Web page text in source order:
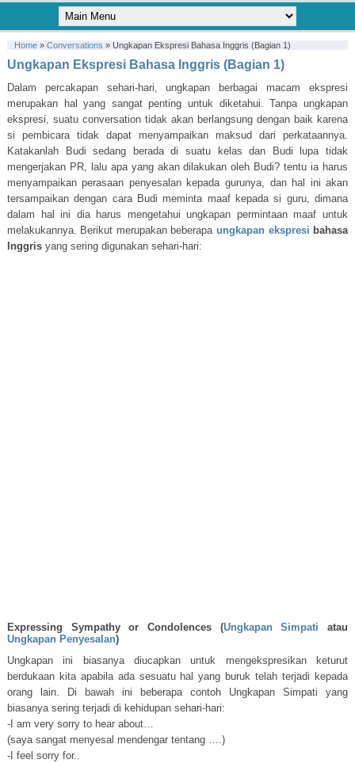
Home» Conversations » Ungkapan Ekspresi Bahasa Inggris (Bagian 1)
Ungkapan Ekspresi Bahasa Inggris (Bagian 1)
Dalam percakapan sehari-hari, ungkapan berbagai macam ekspresi
merupakan hal yang sangat penting untuk diketahui. Tanpa ungkapan
ekspresi, suatu conversation tidak akan berlangsung dengan baik karena
si pembicara tidak dapat menyampaikan maksud dari perkataannya.
Katakanlah Budi sedang berada di suatu kelas dan Budi lupa tidak
mengerjakan PR, lalu apa yang akan dilakukan oleh Budi? tentu ia harus
menyampaikan perasaan penyesalan kepada gurunya, dan hal ini akan
tersampaikan dengan cara Budi meminta maaf kepada si guru, dimana
dalam hal ini dia harus mengetahui ungkapan permintaan maaf untuk
melakukannya. Berikut merupakan beberapaungkapan ekspresi bahasa
Inggrisyang sering digunakan sehari-hari:
Expressing Sympathy or Condolences (Ungkapan Simpati atau
Ungkapan Penyesalan)
Ungkapan ini biasanya diucapkan untuk mengekspresikan keturut
berdukaan kita apabila ada sesuatu hal yang buruk telah terjadi kepada
orang lain. Di bawah ini beberapa contoh Ungkapan Simpati yang
biasanya sering terjadi di kehidupan sehari-hari:
-I am very sorry to hear about…
(saya sangat menyesal mendengar tentang ….)
-I feel sorry for..